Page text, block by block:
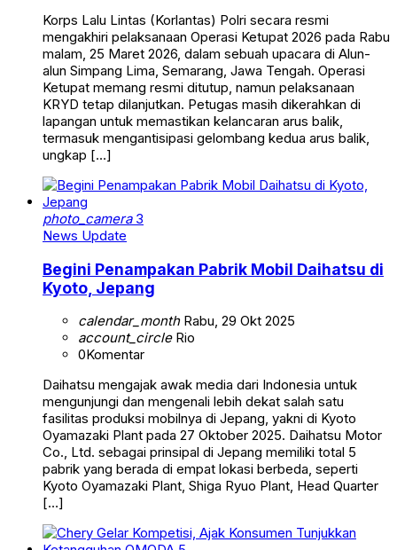
Korps Lalu Lintas (Korlantas) Polri secara resmi
mengakhiri pelaksanaan Operasi Ketupat 2026 pada Rabu
malam, 25 Maret 2026, dalam sebuah upacara di Alun-
alun Simpang Lima, Semarang, Jawa Tengah. Operasi
Ketupat memang resmi ditutup, namun pelaksanaan
KRYD tetap dilanjutkan. Petugas masih dikerahkan di
lapangan untuk memastikan kelancaran arus balik,
termasuk mengantisipasi gelombang kedua arus balik,
ungkap […]
photo_camera3
News Update
Begini Penampakan Pabrik Mobil Daihatsu di
Kyoto, Jepang
calendar_monthRabu, 29 Okt 2025
account_circleRio
0Komentar
Daihatsu mengajak awak media dari Indonesia untuk
mengunjungi dan mengenali lebih dekat salah satu
fasilitas produksi mobilnya di Jepang, yakni di Kyoto
Oyamazaki Plant pada 27 Oktober 2025. Daihatsu Motor
Co., Ltd. sebagai prinsipal di Jepang memiliki total 5
pabrik yang berada di empat lokasi berbeda, seperti
Kyoto Oyamazaki Plant, Shiga Ryuo Plant, Head Quarter
[…]